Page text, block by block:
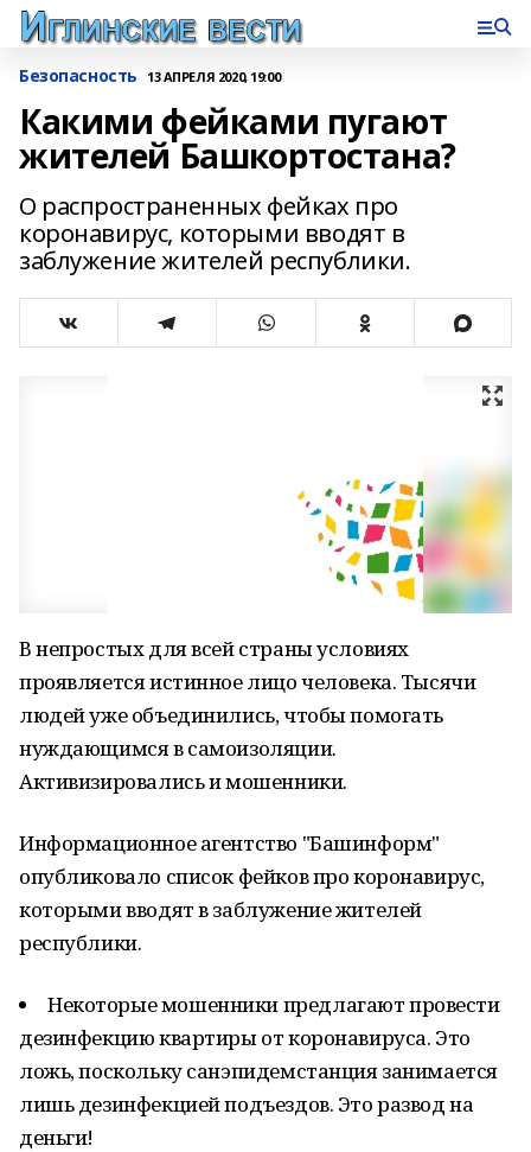
Безопасность 13 АПРЕЛЯ 2020, 19:00
Какими фейками пугают
жителей Башкортостана?
О распространенных фейках про
коронавирус, которыми вводят в
заблужение жителей республики.
В непростых для всей страны условиях
проявляется истинное лицо человека. Тысячи
людей уже объединились, чтобы помогать
нуждающимся в самоизоляции.
Активизировались и мошенники.
Информационное агентство "Башинформ"
опубликовало список фейков про коронавирус,
которыми вводят в заблужение жителей
республики.
Некоторые мошенники предлагают провести
дезинфекцию квартиры от коронавируса. Это
ложь, поскольку санэпидемстанция занимается
лишь дезинфекцией подъездов. Это развод на
деньги!